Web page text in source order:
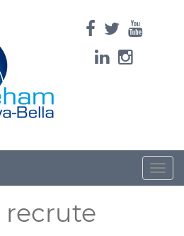
Toggle
recrute